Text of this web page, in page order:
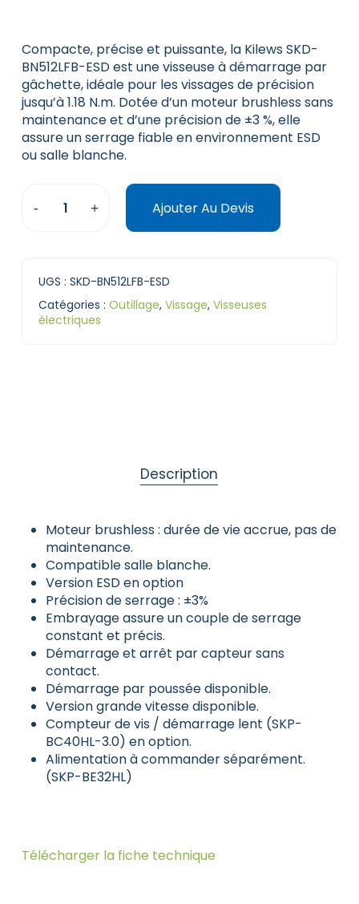
Compacte, précise et puissante, la Kilews SKD-
BN512LFB-ESD est une visseuse à démarrage par
gâchette, idéale pour les vissages de précision
jusqu’à 1.18 N.m. Dotée d’un moteur brushless sans
maintenance et d’une précision de ±3 %, elle
assure un serrage fiable en environnement ESD
ou salle blanche.
Ajouter Au Devis
UGS : SKD-BN512LFB-ESD
Catégories : Outillage, Vissage, Visseuses
électriques
Description
Moteur brushless : durée de vie accrue, pas de
maintenance.
Compatible salle blanche.
Version ESD en option
Précision de serrage : ±3%
Embrayage assure un couple de serrage
constant et précis.
Démarrage et arrêt par capteur sans
contact.
Démarrage par poussée disponible.
Version grande vitesse disponible.
Compteur de vis / démarrage lent (SKP-
BC40HL-3.0) en option.
Alimentation à commander séparément.
(SKP-BE32HL)
Télécharger la fiche technique